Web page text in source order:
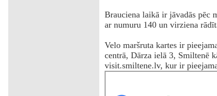
Brauciena laikā ir jāvadās pēc
ar numuru 140 un virziena
Velo maršruta kartes ir
centrā, Dārza ielā 3, Smiltenē
visit.smiltene.lv, kur ir